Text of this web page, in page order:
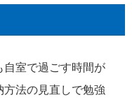
自室で過ごす時間が
法の見直しで勉強